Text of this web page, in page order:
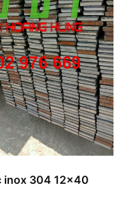
inox 304 12×40